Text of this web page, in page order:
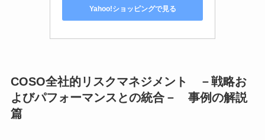
Yahoo!ショッピングで見る
COSO全社的リスクマネジメント －戦略お
よびパフォーマンスとの統合－ 事例の解説
篇